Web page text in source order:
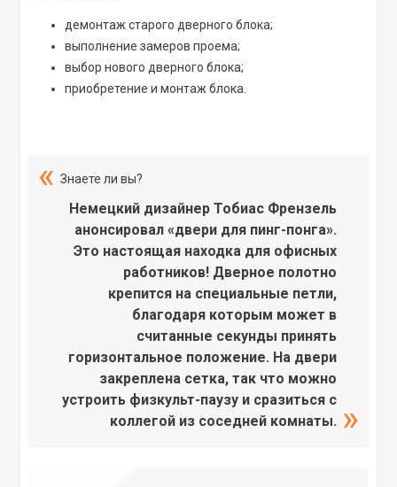
демонтаж старого дверного блока;
выполнение замеров проема;
выбор нового дверного блока;
приобретение и монтаж блока.
Знаете ли вы?
Немецкий дизайнер Тобиас Френзель
анонсировал «двери для пинг-понга».
Это настоящая находка для офисных
работников! Дверное полотно
крепится на специальные петли,
благодаря которым может в
считанные секунды принять
горизонтальное положение. На двери
закреплена сетка, так что можно
устроить физкульт-паузу и сразиться с
коллегой из соседней комнаты.